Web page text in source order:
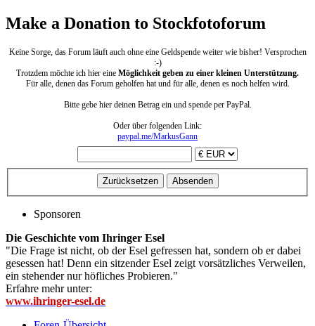
Make a Donation to Stockfotoforum
Keine Sorge, das Forum läuft auch ohne eine Geldspende weiter wie bisher! Versprochen
:-)
Trotzdem möchte ich hier eine Möglichkeit geben zu einer kleinen Unterstützung.
Für alle, denen das Forum geholfen hat und für alle, denen es noch helfen wird.
Bitte gebe hier deinen Betrag ein und spende per PayPal.
Oder über folgenden Link:
paypal.me/MarkusGann
Sponsoren
Die Geschichte vom Ihringer Esel
"Die Frage ist nicht, ob der Esel gefressen hat, sondern ob er dabei
gesessen hat! Denn ein sitzender Esel zeigt vorsätzliches Verweilen,
ein stehender nur höfliches Probieren."
Erfahre mehr unter:
www.ihringer-esel.de